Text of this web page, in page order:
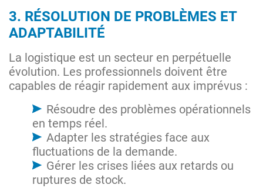
3. RÉSOLUTION DE PROBLÈMES ET
ADAPTABILITÉ
La logistique est un secteur en perpétuelle
évolution. Les professionnels doivent être
capables de réagir rapidement aux imprévus :
Résoudre des problèmes opérationnels
en temps réel.
Adapter les stratégies face aux
fluctuations de la demande.
Gérer les crises liées aux retards ou
ruptures de stock.